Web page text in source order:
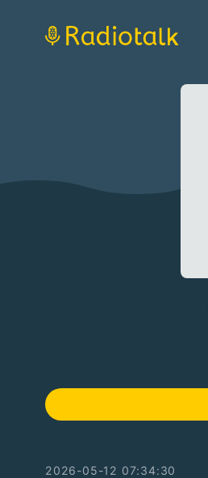
2026-05-12 07:34:30